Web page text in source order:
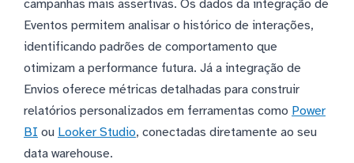
campanhas mais assertivas. Os dados da integração de
Eventos permitem analisar o histórico de interações,
identificando padrões de comportamento que
otimizam a performance futura. Já a integração de
Envios oferece métricas detalhadas para construir
relatórios personalizados em ferramentas como Power
BI ou Looker Studio, conectadas diretamente ao seu
data warehouse.